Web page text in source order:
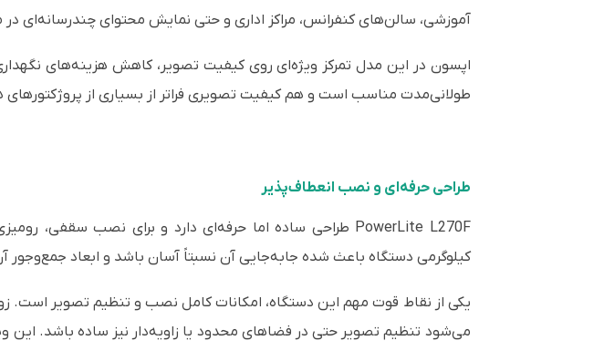
آموزشی، سالن‌های کنفرانس، مراکز اداری و حتی نمایش محتوای
اپسون در این مدل تمرکز ویژه‌ای روی کیفیت تصویر، کاهش هزینه‌های
طولانی‌مدت مناسب است و هم کیفیت تصویری فراتر از بسیاری از پروژکتورهای
طراحی حرفه‌ای و نصب انعطاف‌پذیر
کیلوگرمی دستگاه باعث شده جابه‌جایی آن نسبتاً آسان باشد و ابعاد جمع‌وجور
می‌شود تنظیم تصویر حتی در فضاهای محدود یا زاویه‌دار نیز ساده باشد.